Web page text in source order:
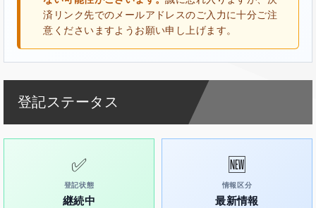
済リンク先でのメールアドレスのご入力に十分ご注
意くださいますようお願い申し上げます。
登記ステータス
✅
登記状態
継続中
🆕
情報区分
最新情報